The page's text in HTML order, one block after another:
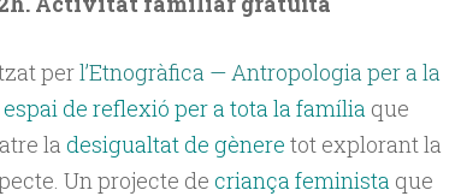
perl’Etnogràfica — Antropologia per a la
espai de reflexió per a tota la famíliaque
la desigualtat de gènere tot explorant la
Un projecte de criança feministaque